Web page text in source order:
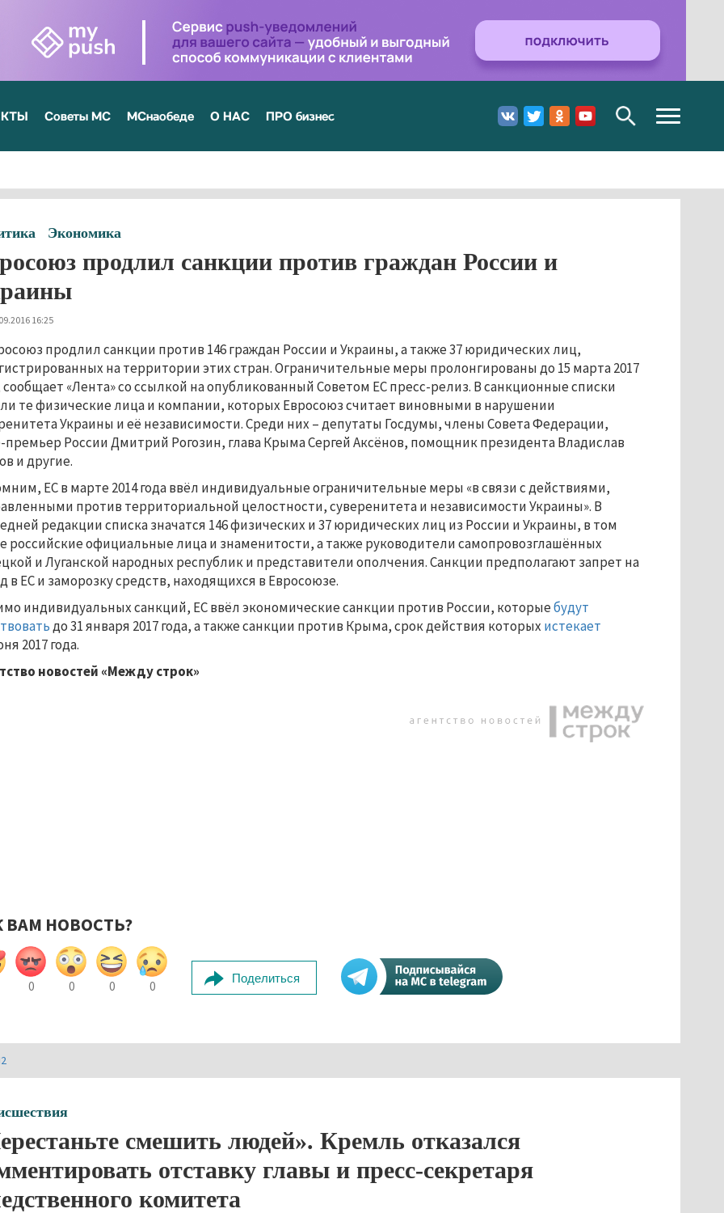
Советы МС МСнаобеде О НАС ПРО бизнес
Toggle
navigation
Экономика
продлил санкции против граждан России и
16:25
продлил санкции против 146 граждан России и Украины, а также 37 юридических лиц,
на территории этих стран. Ограничительные меры пролонгированы до 15 марта 2017
сообщает «Лента» со ссылкой на опубликованный Советом ЕС пресс-релиз. В санкционные списки
те физические лица и компании, которых Евросоюз считает виновными в нарушении
Украины и её независимости. Среди них – депутаты Госдумы, члены Совета Федерации,
премьер России Дмитрий Рогозин, глава Крыма Сергей Аксёнов, помощник президента Владислав
и другие.
ЕС в марте 2014 года ввёл индивидуальные ограничительные меры «в связи с действиями,
против территориальной целостности, суверенитета и независимости Украины». В
редакции списка значатся 146 физических и 37 юридических лиц из России и Украины, в том
российские официальные лица и знаменитости, а также руководители самопровозглашённых
и Луганской народных республик и представители ополчения. Санкции предполагают запрет на
в ЕС и заморозку средств, находящихся в Евросоюзе.
индивидуальных санкций, ЕС ввёл экономические санкции против России, которыебудут
до 31 января 2017 года, а также санкции против Крыма, срок действия которых истекает
2017 года.
новостей «Между строк»
ВАМ НОВОСТЬ?
0 0 0 0
Поделиться
смешить людей». Кремль отказался
отставку главы и пресс-секретаря
комитета